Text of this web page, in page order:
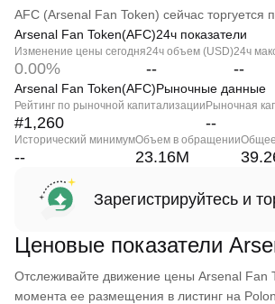
AFC (Arsenal Fan Token) сейчас торгуется
Arsenal Fan Token(AFC)24ч показатели
Изменение цены сегодня
0.00%
24ч объем (USD)
--
24ч
--
Arsenal Fan Token(AFC)Рыночные данные
Рейтинг по рыночной капитализации
#1,260
Рыночная
--
Исторический минимум
--
Объем в обращении
23.16M
Зарегистрируйтесь и
Ценовые показатели
Отслеживайте движение цены Arsenal Fan
момента ее размещения в листинг на